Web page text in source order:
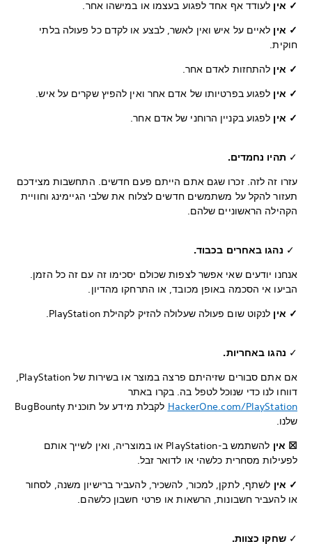
✓ אין לעודד אף אחד לפגוע בעצמו או במישהו אחר.
✓ אין לאיים על איש ואין לאשר, לבצע או לקדם כל פעולה בלתי
חוקית.
✓ אין להתחזות לאדם אחר.
✓ אין לפגוע בפרטיותו של אדם אחר ואין להפיץ שקרים על איש.
✓ אין לפגוע בקניין הרוחני של אדם אחר.
✓ תהיו נחמדים.
עזרו זה לזה. זכרו שגם אתם הייתם פעם חדשים. התחשבות מצידכם
תעזור להקל על משתמשים חדשים לצלוח את שלבי הגיימינג וחוויית
הקהילה הראשוניים שלהם.
✓ נהגו באחרים בכבוד.
אנחנו יודעים שאי אפשר לצפות שכולם יסכימו זה עם זה כל הזמן.
הביעו אי הסכמה באופן מכובד, או התרחקו מהדיון.
✓ אין לנקוט שום פעולה שעלולה להזיק לקהילת PlayStation.
✓ נהגו באחריות.
אם אתם סבורים שזיהיתם פרצה במוצר או בשירות של PlayStation,
דווחו לנו כדי שנוכל לטפל בה. בקרו באתר
HackerOne.com/PlayStation
לקבלת מידע על תוכנית BugBounty
שלנו.
☒ אין
להשתמש ב-PlayStation או במוצריה, ואין לשייך אותם
לפעילות מסחרית כלשהי או לדואר זבל.
✓ אין לשתף, לתקן, למכור, להשכיר, להעביר ברישיון משנה, לסחור
או להעביר חשבונות, הרשאות או פרטי חשבון כלשהם.
✓שחקו כצוות.